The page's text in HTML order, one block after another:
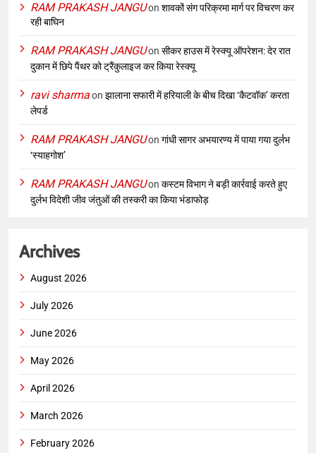
RAM PRAKASH JANGUon शावकों संग परिक्रमा मार्ग पर विचरण कर
रही बाघिन
RAM PRAKASH JANGUon सीकर हाउस में रेस्क्यू ऑपरेशन: देर रात
दुकान में छिपे पैंथर को ट्रैंकुलाइज कर किया रेस्क्यू
ravi sharmaon झालाना सफारी में हरियाली के बीच दिखा ‘कैटवॉक’ करता
लेपर्ड
RAM PRAKASH JANGUon गांधी सागर अभयारण्य में पाया गया दुर्लभ
‘स्याहगोश’
RAM PRAKASH JANGUon कस्टम विभाग ने बड़ी कार्रवाई करते हुए
दुर्लभ विदेशी जीव जंतुओं की तस्करी का किया भंडाफोड़
Archives
August 2026
July 2026
June 2026
May 2026
April 2026
March 2026
February 2026